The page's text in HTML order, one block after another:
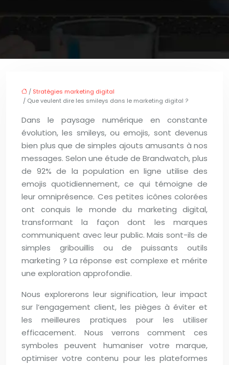
/ Stratégies marketing digital
/ Que veulent dire les smileys dans le marketing digital ?
Dans le paysage numérique en constante
évolution, les smileys, ou emojis, sont devenus
bien plus que de simples ajouts amusants à nos
messages. Selon une étude de Brandwatch, plus
de 92% de la population en ligne utilise des
emojis quotidiennement, ce qui témoigne de
leur omniprésence. Ces petites icônes colorées
ont conquis le monde du marketing digital,
transformant la façon dont les marques
communiquent avec leur public. Mais sont-ils de
simples gribouillis ou de puissants outils
marketing ? La réponse est complexe et mérite
une exploration approfondie.
Nous explorerons leur signification, leur impact
sur l’engagement client, les pièges à éviter et
les meilleures pratiques pour les utiliser
efficacement. Nous verrons comment ces
symboles peuvent humaniser votre marque,
optimiser votre contenu pour les plateformes